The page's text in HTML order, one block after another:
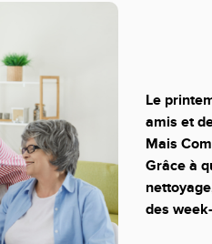
Le
amis et
Mais
Grâce à
des